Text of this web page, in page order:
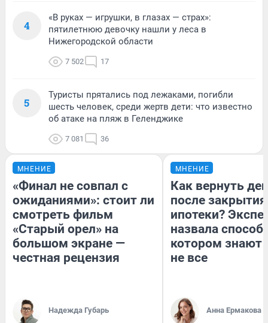
4
«В руках — игрушки, в глазах — страх»:
пятилетнюю девочку нашли у леса в
Нижегородской области
7 502 17
5
Туристы прятались под лежаками, погибли
шесть человек, среди жертв дети: что известно
об атаке на пляж в Геленджике
7 081 36
МНЕНИЕ
«Финал не совпал с
ожиданиями»: стоит ли
смотреть фильм
«Старый орел» на
большом экране —
честная рецензия
Надежда Губарь
МНЕНИЕ
Как вернуть
после закрытия
ипотеки?
назвала
котором знают
не все
Анна Ермакова